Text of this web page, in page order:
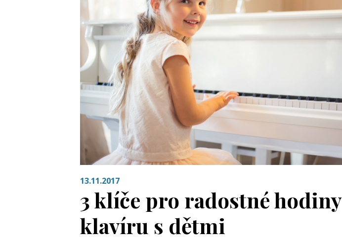
13.11.2017
3 klíče pro radostné hodiny
klavíru s dětmi